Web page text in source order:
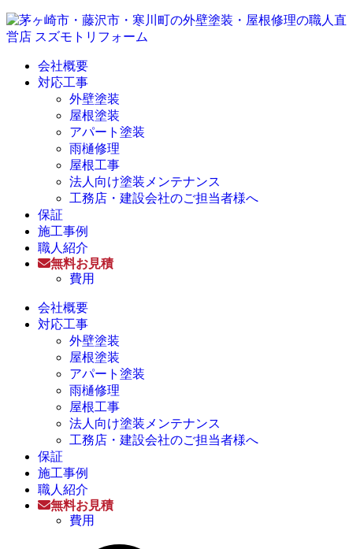
会社概要
対応工事
外壁塗装
屋根塗装
アパート塗装
雨樋修理
屋根工事
法人向け塗装メンテナンス
工務店・建設会社のご担当者様へ
保証
施工事例
職人紹介
無料お見積
費用
会社概要
対応工事
外壁塗装
屋根塗装
アパート塗装
雨樋修理
屋根工事
法人向け塗装メンテナンス
工務店・建設会社のご担当者様へ
保証
施工事例
職人紹介
無料お見積
費用